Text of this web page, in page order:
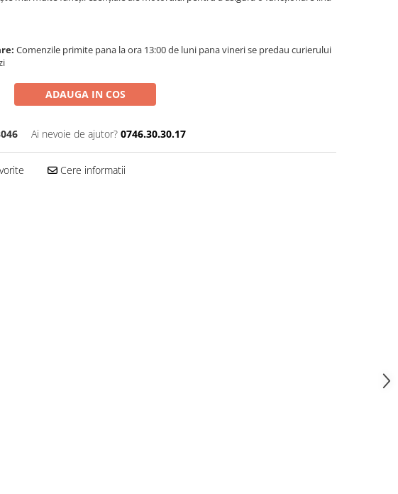
Comenzile primite pana la ora 13:00 de luni pana vineri se predau curierului
ADAUGA IN COS
Ai nevoie de ajutor? 0746.30.30.17
Cere informatii